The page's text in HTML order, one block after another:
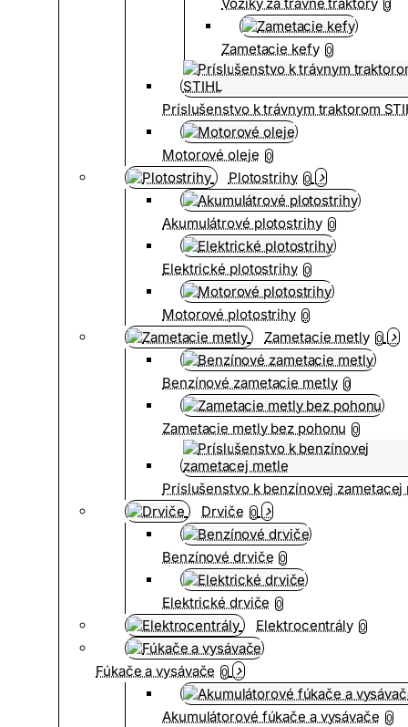
0
Zametacie kefy 0
Príslušenstvo k trávnym traktorom
Motorové oleje 0
Plotostrihy 0
Akumulátrové plotostrihy 0
Elektrické plotostrihy 0
Motorové plotostrihy 0
Zametacie metly 0
Benzínové zametacie metly 0
Zametacie metly bez pohonu 0
Príslušenstvo k benzínovej zametacej
Drviče 0
Benzínové drviče 0
Elektrické drviče 0
Elektrocentrály 0
Fúkače a vysávače 0
Akumulátorové fúkače a vysávače 0